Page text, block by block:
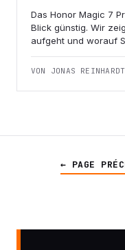
Das Honor Magic 7
Blick günstig. Wir
aufgeht und worauf
VON JONAS
← PAGE